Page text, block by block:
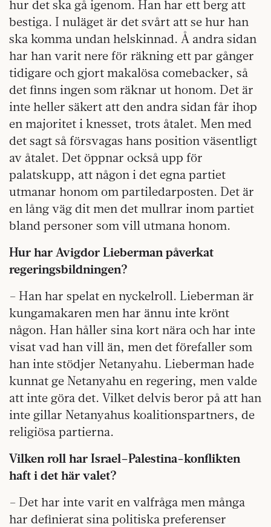
hur det ska gå igenom. Han har ett berg att
bestiga. I nuläget är det svårt att se hur han
ska komma undan helskinnad. Å andra sidan
har han varit nere för räkning ett par gånger
tidigare och gjort makalösa comebacker, så
det finns ingen som räknar ut honom. Det är
inte heller säkert att den andra sidan får ihop
en majoritet i knesset, trots åtalet. Men med
det sagt så försvagas hans position väsentligt
av åtalet. Det öppnar också upp för
palatskupp, att någon i det egna partiet
utmanar honom om partiledarposten. Det är
en lång väg dit men det mullrar inom partiet
bland personer som vill utmana honom.
Hur har Avigdor Lieberman påverkat
regeringsbildningen?
– Han har spelat en nyckelroll. Lieberman är
kungamakaren men har ännu inte krönt
någon. Han håller sina kort nära och har inte
visat vad han vill än, men det förefaller som
han inte stödjer Netanyahu. Lieberman hade
kunnat ge Netanyahu en regering, men valde
att inte göra det. Vilket delvis beror på att han
inte gillar Netanyahus koalitionspartners, de
religiösa partierna.
Vilken roll har Israel–Palestina-konflikten
haft i det här valet?
– Det har inte varit en valfråga men många
har definierat sina politiska preferenser